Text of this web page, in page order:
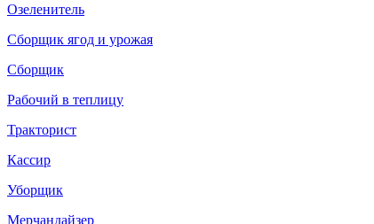
Озеленитель
Сборщик ягод и урожая
Сборщик
Рабочий в теплицу
Тракторист
Кассир
Уборщик
Мерчандайзер